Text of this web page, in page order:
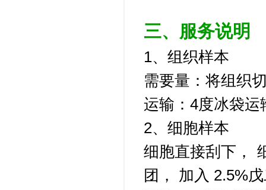
三、 服务说明
1、组织样本
需要量：将组织
运输： 4度冰袋运
2、细胞样本
细胞直接刮下，
团， 加入 2.5%